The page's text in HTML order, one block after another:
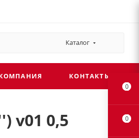
Каталог
КОНТАКТЫ
v01 0,5
0
0